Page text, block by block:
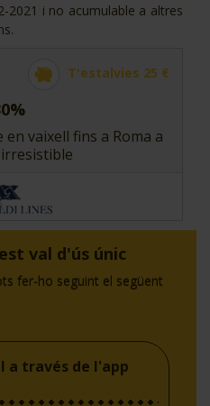
2021 i no acumulable a altres
T'estalvies 25 €
vaixell fins a Roma a
val d'ús únic
fer-ho seguint el següent
a través de l'app